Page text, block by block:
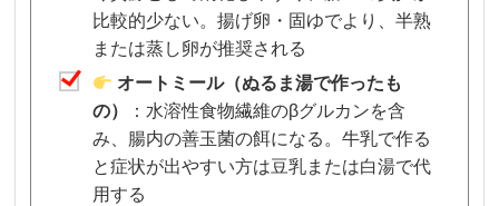
比較的少ない。揚げ卵・固ゆでより、半熟
または蒸し卵が推奨される
オートミール（ぬるま湯で作ったも
の）
：水溶性食物繊維のβグルカンを含
み、腸内の善玉菌の餌になる。牛乳で作る
と症状が出やすい方は豆乳または白湯で代
用する